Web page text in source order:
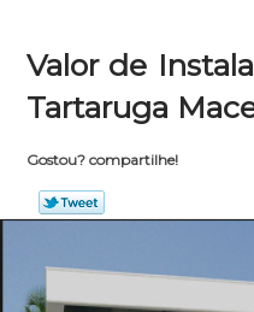
Valor de
Tartaruga
Gostou? compartilhe!